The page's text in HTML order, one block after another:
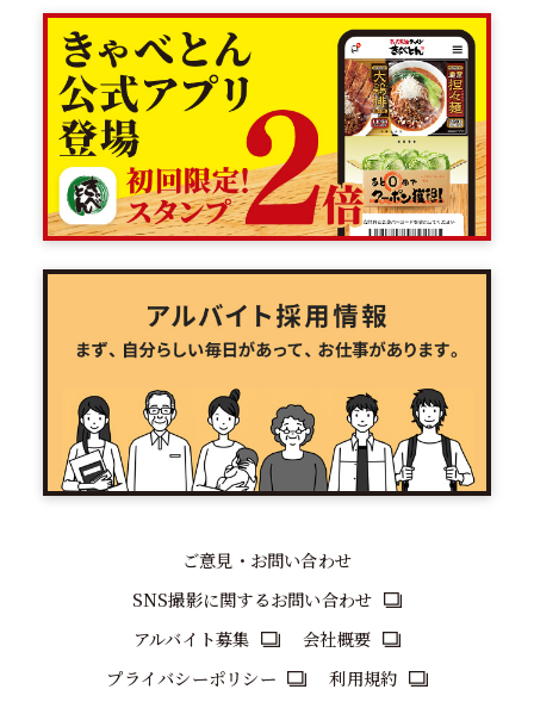
ご意見・お問い合わせ
SNS撮影に関するお問い合わせ
アルバイト募集
会社概要
プライバシーポリシー
利用規約